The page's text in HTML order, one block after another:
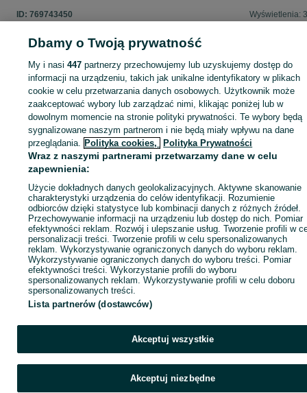
ID: 769743450 Wyświetlenia:
Zaloguj się lub załóż konto na OLX, aby skontaktować się z
sprzedającym
Zaloguj się / Załóż konto
Dbamy o Twoją prywatność
My i nasi447 partnerzy przechowujemy lub uzyskujemy dostęp do
informacji na urządzeniu, takich jak unikalne identyfikatory w plikach
cookie w celu przetwarzania danych osobowych. Użytkownik może
zaakceptować wybory lub zarządzać nimi, klikając poniżej lub w
dowolnym momencie na stronie polityki prywatności. Te wybory będą
sygnalizowane naszym partnerom i nie będą miały wpływu na dane
przeglądania. Polityka cookies, Polityka Prywatności
Wraz z naszymi partnerami przetwarzamy dane w celu
zapewnienia:
Użycie dokładnych danych geolokalizacyjnych. Aktywne skanowanie
charakterystyki urządzenia do celów identyfikacji. Rozumienie
odbiorców dzięki statystyce lub kombinacji danych z różnych źródeł.
Przechowywanie informacji na urządzeniu lub dostęp do nich. Pomiar
efektywności reklam. Rozwój i ulepszanie usług. Tworzenie profili w
personalizacji treści. Tworzenie profili w celu spersonalizowanych
reklam. Wykorzystywanie ograniczonych danych do wyboru reklam.
Wykorzystywanie ograniczonych danych do wyboru treści. Pomiar
efektywności treści. Wykorzystanie profili do wyboru
spersonalizowanych reklam. Wykorzystywanie profili w celu doboru
spersonalizowanych treści.
Lista partnerów (dostawców)
Akceptuj wszystkie
Akceptuj niezbędne